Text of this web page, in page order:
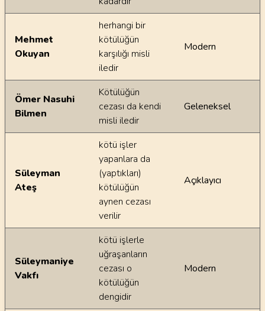
Mehmet
Okuyan
herhangi bir
kötülüğün
karşılığı misli
iledir
Modern
Ömer Nasuhi
Bilmen
Kötülüğün
cezası da kendi
misli iledir
Geleneksel
Süleyman
Ateş
kötü işler
yapanlara da
(yaptıkları)
kötülüğün
aynen cezası
verilir
Açıklayıcı
Süleymaniye
Vakfı
kötü işlerle
uğraşanların
cezası o
kötülüğün
dengidir
Modern